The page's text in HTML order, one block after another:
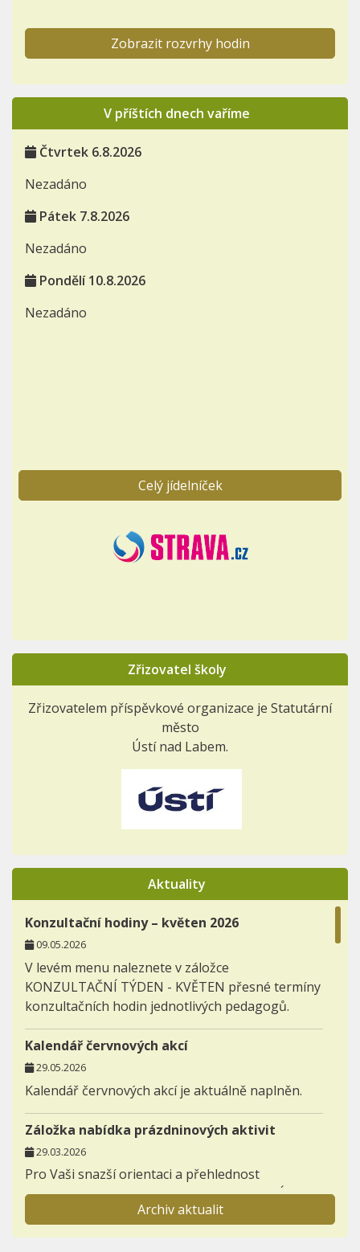
Zobrazit rozvrhy hodin
V příštích dnech vaříme
Čtvrtek 6.8.2026
Nezadáno
Pátek 7.8.2026
Nezadáno
Pondělí 10.8.2026
Nezadáno
Celý jídelníček
Zřizovatel školy
Zřizovatelem příspěvkové organizace je Statutární
město
Ústí nad Labem.
Aktuality
Konzultační hodiny – květen 2026
09.05.2026
V levém menu naleznete v záložce
KONZULTAČNÍ TÝDEN - KVĚTEN přesné termíny
konzultačních hodin jednotlivých pedagogů.
Kalendář červnových akcí
29.05.2026
Kalendář červnových akcí je aktuálně naplněn.
Záložka nabídka prázdninových aktivit
29.03.2026
Pro Vaši snazší orientaci a přehlednost
zakládáme novou záložku AKTIVITY - NABÍDKA
PRÁZDNINOVÝCH AKTIVIT.
Archiv aktualit